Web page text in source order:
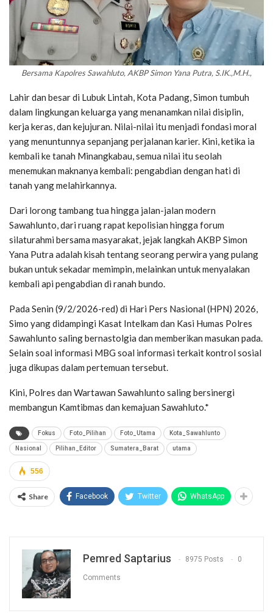
Bersama Kapolres Sawahluto, AKBP Simon Yana Putra, S.IK.,M.H.,
Lahir dan besar di Lubuk Lintah, Kota Padang, Simon tumbuh
dalam lingkungan keluarga yang menanamkan nilai disiplin,
kerja keras, dan kejujuran. Nilai-nilai itu menjadi fondasi moral
yang menuntunnya sepanjang perjalanan karier. Kini, ketika ia
kembali ke tanah Minangkabau, semua nilai itu seolah
menemukan maknanya kembali: pengabdian dengan hati di
tanah yang melahirkannya.
Dari lorong tambang tua hingga jalan-jalan modern
Sawahlunto, dari ruang rapat kepolisian hingga forum
silaturahmi bersama masyarakat, jejak langkah AKBP Simon
Yana Putra adalah kisah tentang seorang perwira yang pulang
bukan untuk sekadar memimpin, melainkan untuk menyalakan
kembali api pengabdian di ranah bundo.
Pada Senin (9/2/2026-red) di Hari Pers Nasional (HPN) 2026,
Simo yang didampingi Kasat Intelkam dan Kasi Humas Polres
Sawahlunto saling bernastolgia dan memberikan masukan pada.
Selain soal informasi MBG soal informasi terkait kontrol sosial
juga dikupas dalam pertemuan tersebut.
Kini, Polres dan Wartawan Sawahlunto saling bersinergi
membangun Kamtibmas dan kemajuan Sawahluto.*
Fokus Foto_Pilihan Foto_Utama Kota_Sawahlunto
Nasional Pilihan_Editor Sumatera_Barat utama
556
Share Facebook Twitter WhatsApp
Pemred Saptarius 8975 Posts 0
Comments